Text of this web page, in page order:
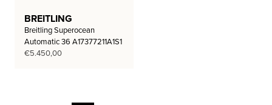
BREITLING
Breitling Superocean
Automatic 36 A17377211A1S1
€5.450,00